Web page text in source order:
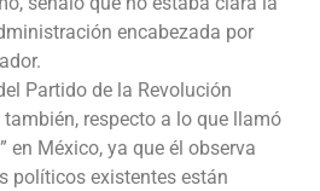
encabezada por
Partido de la Revolución
respecto a lo que llamó
en México, ya que él observa
políticos existentes están